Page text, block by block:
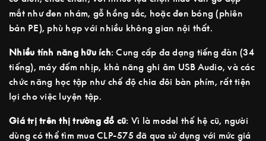
mắt như đen nhám, gỗ hồng sắc, hoặc đen bóng (phiên
bản PE), phù hợp với nhiều không gian nội thất.
Nhiều tính năng hữu ích: Cung cấp đa dạng tiếng đàn (34
tiếng), máy đếm nhịp, khả năng ghi âm USB Audio, và các
chức năng học tập như chế độ chia đôi bàn phím, rất tiện
lợi cho việc luyện tập.
Giá trị trên thị trường đồ cũ: Vì là model thế hệ cũ, người
dùng có thể tìm mua CLP-575 đã qua sử dụng với mức giá